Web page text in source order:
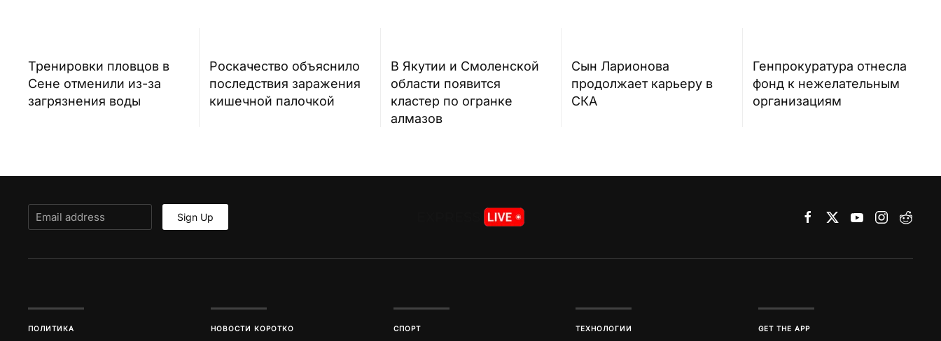
Тренировки пловцов в
Сене отменили из-за
загрязнения воды
Роскачество объяснило
последствия заражения
кишечной палочкой
В Якутии и Смоленской
области появится
кластер по огранке
алмазов
Сын Ларионова
продолжает карьеру в
СКА
Генпрокуратура отнесла
фонд к нежелательным
организациям
Sign Up
ПОЛИТИКА НОВОСТИ КОРОТКО СПОРТ ТЕХНОЛОГИИ GET THE APP